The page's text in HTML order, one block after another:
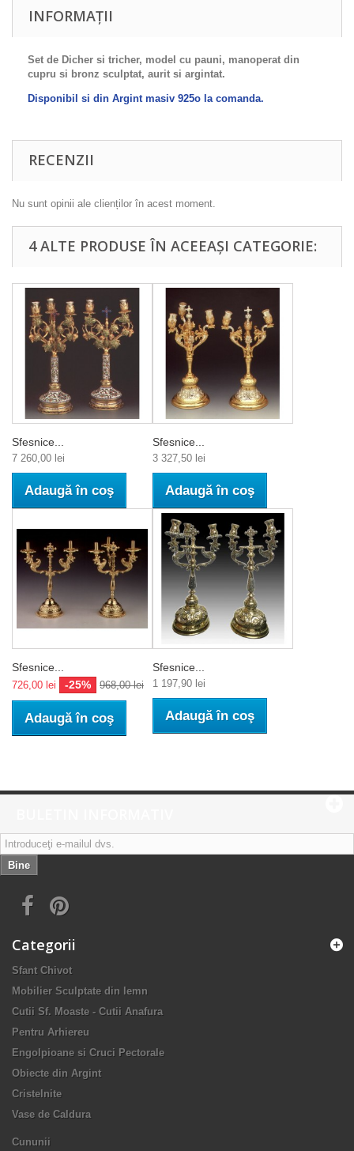
INFORMAȚII
Set de Dicher si tricher, model cu pauni, manoperat din
cupru si bronz sculptat, aurit si argintat.
Disponibil si din Argint masiv 925o la comanda.
RECENZII
Nu sunt opinii ale clienților în acest moment.
4 ALTE PRODUSE ÎN ACEEAȘI CATEGORIE:
Sfesnice...
7 260,00 lei
Adaugă în coş
Sfesnice...
3 327,50 lei
Adaugă în coş
Sfesnice...
726,00 lei -25% 968,00 lei
Adaugă în coş
Sfesnice...
1 197,90 lei
Adaugă în coş
Bine
Categorii
Sfant Chivot
Mobilier Sculptate din lemn
Cutii Sf. Moaste - Cutii Anafura
Pentru Arhiereu
Engolpioane si Cruci Pectorale
Obiecte din Argint
Cristelnite
Vase de Caldura
Cununii